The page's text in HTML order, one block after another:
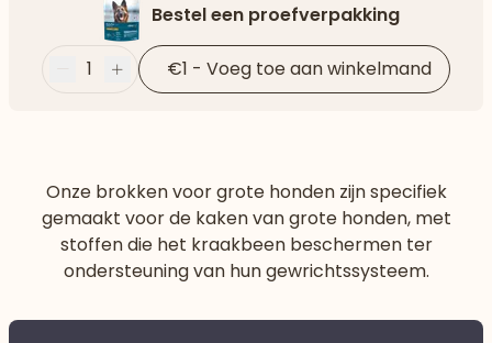
Bestel een proefverpakking
Minder
1 Plus €1 - Voeg toe aan winkelmand
Onze brokken voor grote honden zijn specifiek
gemaakt voor de kaken van grote honden, met
stoffen die het kraakbeen beschermen ter
ondersteuning van hun gewrichtssysteem.